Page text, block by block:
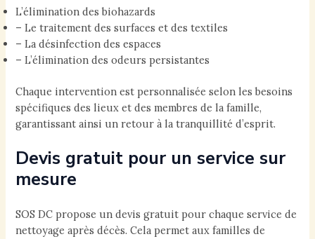
L’élimination des biohazards
– Le traitement des surfaces et des textiles
– La désinfection des espaces
– L’élimination des odeurs persistantes
Chaque intervention est personnalisée selon les besoins
spécifiques des lieux et des membres de la famille,
garantissant ainsi un retour à la tranquillité d’esprit.
Devis gratuit pour un service sur
mesure
SOS DC propose un devis gratuit pour chaque service de
nettoyage après décès. Cela permet aux familles de